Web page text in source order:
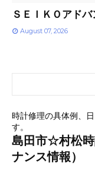
ＳＥＩＫＯアド
August 07, 2026
時計修理の具体例、
す。
島田市☆村松
ナンス情報）